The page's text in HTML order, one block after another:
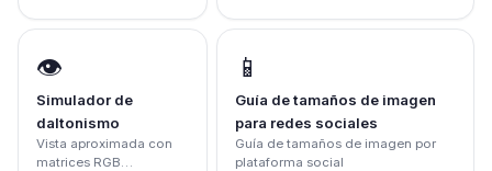
👁️
Simulador de
daltonismo
Vista aproximada con
matrices RGB
📱
Guía de tamaños de imagen
para redes sociales
Guía de tamaños de imagen por
plataforma social